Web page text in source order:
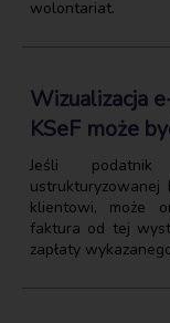
wolontariat.
Wizualizacja
KSeF może
Jeśli podatnik
ustrukturyzowanej
klientowi, może
faktura od tej
zapłaty